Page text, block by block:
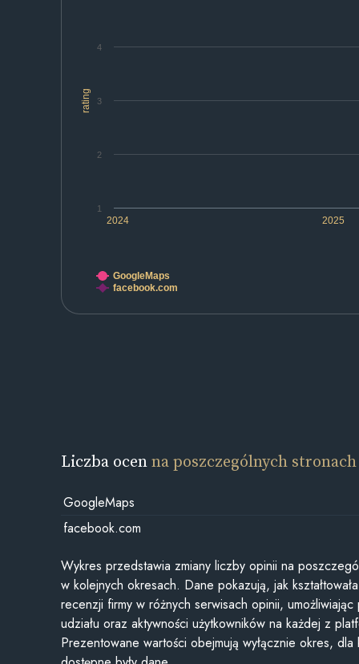
rating
2024 2025
1
2
3
4
GoogleMaps
facebook.com
Liczba ocenna poszczególnych stronach
GoogleMaps
facebook.com
Wykres przedstawia zmiany liczby opinii na
w kolejnych okresach. Dane pokazują, jak
recenzji firmy w różnych serwisach opinii,
udziału oraz aktywności użytkowników na każdej z
Prezentowane wartości obejmują wyłącznie okres, dla